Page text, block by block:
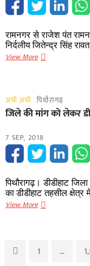
खाली
:
अंकिता
बनी
छात्र
रामनगर से राजेश पंत
निर्दलीय जितेन्द्र सिंह
View Moreरामनगर
जितेंद्र
सिंह
रावत
छात्र
संघ
अध्यक्ष
अभी अभी पिथौरागढ़
जिले की मांग को लेकर
7 SEP, 2018
पिथौरागढ़। डीडीहाट
का डीडीहाट तहसील
View Moreजिले
लेकर
Posts
PreviousPage
1 …